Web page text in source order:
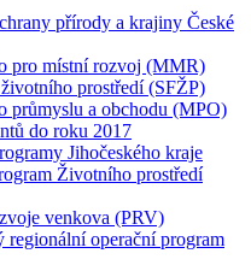
přírody a krajiny České
pro místní rozvoj (MMR)
prostředí (SFŽP)
průmyslu a obchodu (MPO)
do roku 2017
Jihočeského kraje
Životního prostředí
venkova (PRV)
regionální operační program